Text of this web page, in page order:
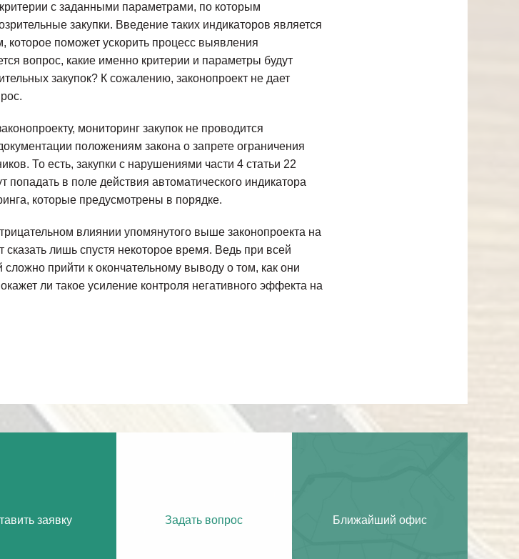
с заданными параметрами, по которым
закупки. Введение таких индикаторов является
которое поможет ускорить процесс выявления
вопрос, какие именно критерии и параметры будут
закупок? К сожалению, законопроект не дает
мониторинг закупок не проводится
положениям закона о запрете ограничения
То есть, закупки с нарушениями части 4 статьи 22
попадать в поле действия автоматического индикатора
которые предусмотрены в порядке.
влиянии упомянутого выше законопроекта на
сказать лишь спустя некоторое время. Ведь при всей
прийти к окончательному выводу о том, как они
ли такое усиление контроля негативного эффекта на
заявку Задать вопрос Ближайший офис